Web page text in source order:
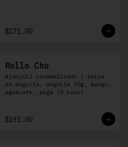
$171.00
Rollo Cho
Ajonjolí caramelizado | salsa
de anguila, anguila 30g, mango,
aguacate, alga (8 pzas)
$193.00